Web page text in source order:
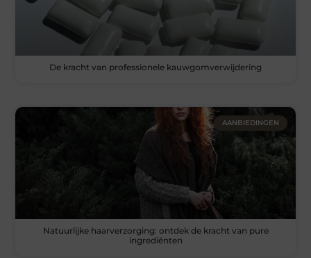
De kracht van professionele kauwgomverwijdering
AANBIEDINGEN
Natuurlijke haarverzorging: ontdek de kracht van pure
ingrediënten